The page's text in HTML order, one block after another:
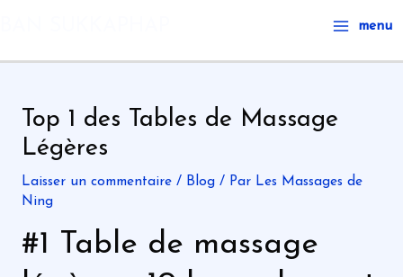
contenu
Main
Menu
menu
Top 1 des Tables de Massage
Légères
Laisser un commentaire / Blog/ Par Les Massages de
Ning
#1 Table de massage